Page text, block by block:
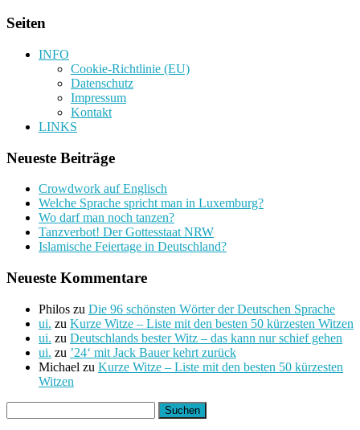
Seiten
INFO
Cookie-Richtlinie (EU)
Datenschutz
Impressum
Kontakt
LINKS
Neueste Beiträge
Crowdwork auf Englisch
Welche Sprache spricht man in Luxemburg?
Wo darf man noch tanzen?
Tanzverbot! Der Gottesstaat NRW
Islamische Feiertage in Deutschland?
Neueste Kommentare
Philos zu Die 96 schönsten Wörter der Deutschen Sprache
ui. zu Kurze Witze – Liste mit den besten 50 kürzesten Witzen
ui. zu Deutschlands bester Witz – das kann nur schief gehen
ui. zu ’24‘ mit Jack Bauer kehrt zurück
Michael zu Kurze Witze – Liste mit den besten 50 kürzesten
Witzen
nach: